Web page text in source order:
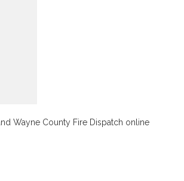
Wayne County Fire Dispatch online